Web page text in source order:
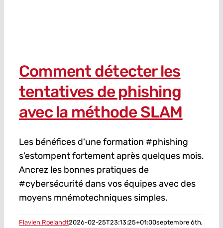
Comment détecter les
tentatives de phishing
avec la méthode SLAM
Les bénéfices d'une formation #phishing
s'estompent fortement après quelques mois.
Ancrez les bonnes pratiques de
#cybersécurité dans vos équipes avec des
moyens mnémotechniques simples.
Flavien Roelandt2026-02-25T23:13:25+01:00septembre 6th,